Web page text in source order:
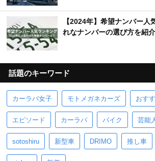
【2024年】希望ナンバー人
れなナンバーの選び方を紹介
話題のキーワード
カーラバ女子 モトメガネカーズ おす
エピソード カーラバ バイク 芸能
sotoshiru 新型車 DRIMO 推し車